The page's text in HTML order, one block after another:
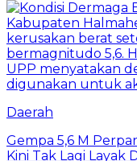
Daerah
Gempa 5,6 M
Kini Tak Lagi Layak